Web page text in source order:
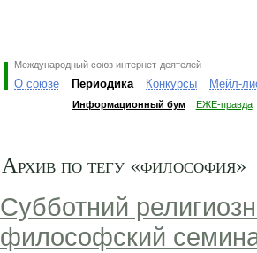
Международный союз интернет-деятелей
О союзе Периодика Конкурсы Мейл-
Информационный бум ЕЖЕ-правда
Архив по тегу «философия»
Субботний
философский